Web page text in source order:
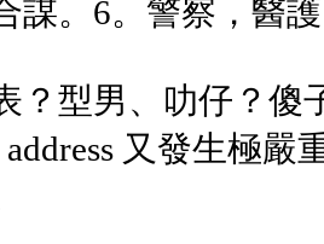
謀。6。警察，醫
？型男、叻仔？傻
address 又發生極